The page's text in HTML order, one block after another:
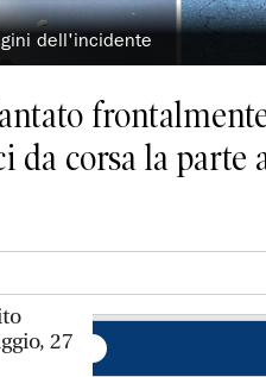
dell'incidente
da corsa la parte
27